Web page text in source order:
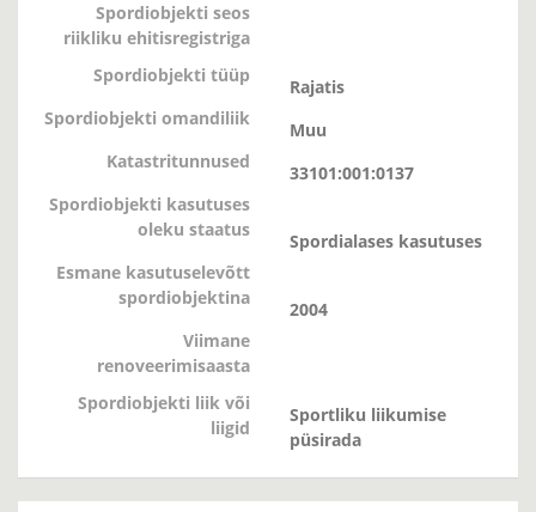
Spordiobjekti seos
riikliku ehitisregistriga
Spordiobjekti tüüp
Rajatis
Spordiobjekti omandiliik
Muu
Katastritunnused
33101:001:0137
Spordiobjekti kasutuses
oleku staatus
Spordialases kasutuses
Esmane kasutuselevõtt
spordiobjektina
2004
Viimane
renoveerimisaasta
Spordiobjekti liik või
liigid
Sportliku liikumise
püsirada